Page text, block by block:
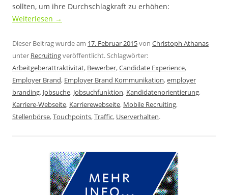
sollten, um ihre Durchschlagkraft zu erhöhen:
Weiterlesen →
Dieser Beitrag wurde am 17. Februar 2015von Christoph Athanas
unter Recruitingveröffentlicht. Schlagwörter:
Arbeitgeberattraktivität, Bewerber,Candidate Experience,
Employer Brand, Employer Brand Kommunikation,employer
branding, Jobsuche, Jobsuchfunktion, Kandidatenorientierung,
Karriere-Webseite, Karrierewebseite, Mobile Recruiting,
Stellenbörse,Touchpoints,Traffic, Userverhalten.